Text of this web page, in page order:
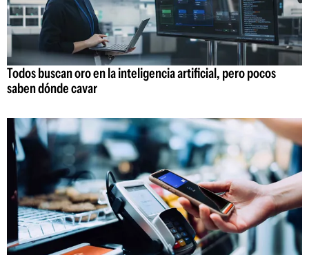
Todos buscan oro en la inteligencia artificial, pero pocos
saben dónde cavar